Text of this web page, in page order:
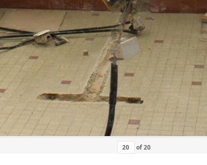
of20